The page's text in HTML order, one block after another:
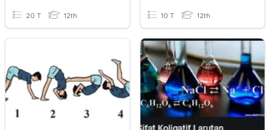
20 T 12th 10 T 12th